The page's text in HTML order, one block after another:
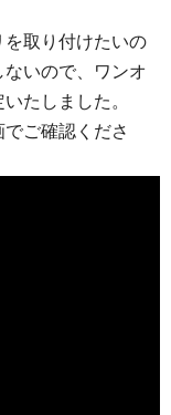
を取り付けたいの
いので、ワンオ
たしました。
ご確認くださ